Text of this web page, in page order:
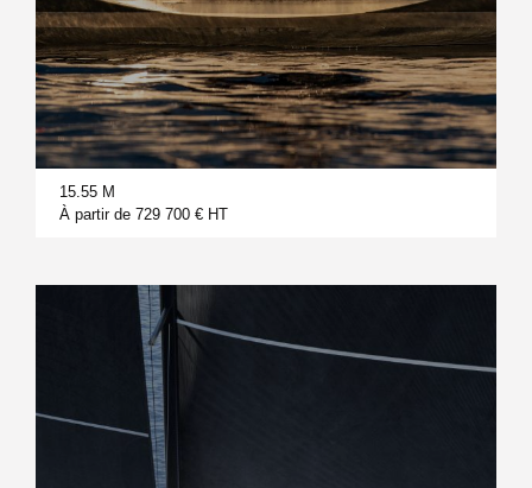
15.55 M
À partir de 729 700 € HT